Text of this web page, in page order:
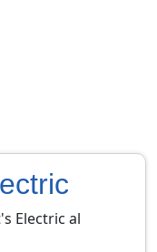
Electric al